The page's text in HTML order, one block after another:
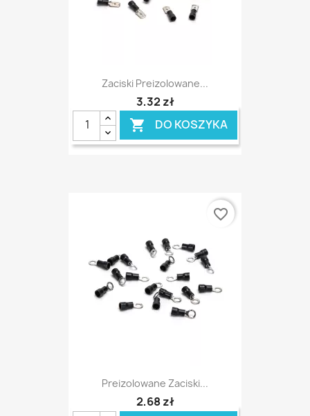
Zaciski Preizolowane...
3,32 zł
 DO KOSZYKA
Preizolowane Zaciski...
2,68 zł
favorite_border